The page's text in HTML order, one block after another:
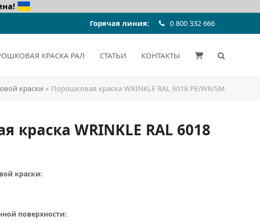
Горячая линия: 0 800 332 666
КРАСКА РАЛ СТАТЬИ КОНТАКТЫ
краски » Порошковая краска WRINKLE RAL 6018 PE/WR/SM
краска WRINKLE RAL 6018
краски:
поверхности: